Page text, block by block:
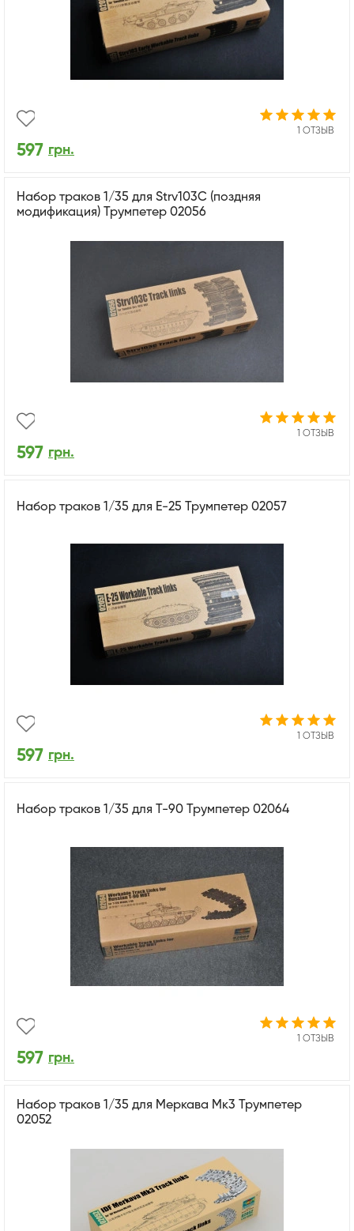
1 ОТЗЫВ
597 грн.
Набор траков 1/35 для Strv103C (поздняя
модификация) Трумпетер 02056
1 ОТЗЫВ
597 грн.
Набор траков 1/35 для Е-25 Трумпетер 02057
1 ОТЗЫВ
597 грн.
Набор траков 1/35 для Т-90 Трумпетер 02064
1 ОТЗЫВ
597 грн.
Набор траков 1/35 для Меркава Мк3 Трумпетер
02052